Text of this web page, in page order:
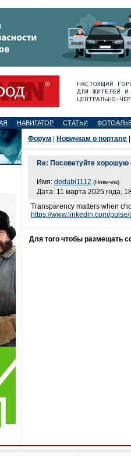
НАВИГАТОР СТАТЬИ
Форум Новичкам о портале
Re: Посоветуйте хорошую
Имя: dedabi1112 (Новичок)
Дата: 11 марта 2025 года,
Transparency matters when
https://www.linkedin.com/
Для того чтобы размещать